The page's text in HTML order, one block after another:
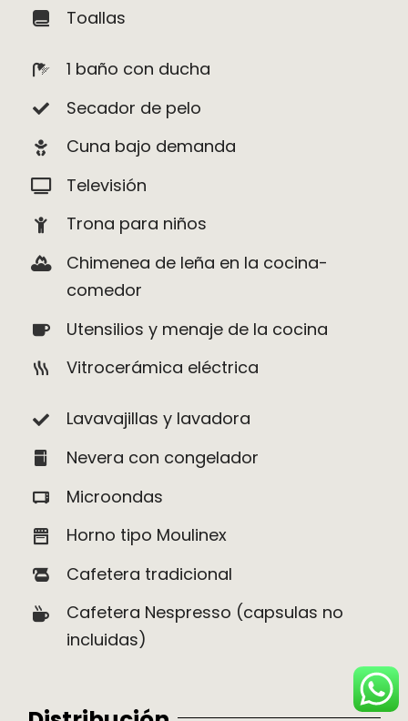
Toallas
1 baño con ducha
Secador de pelo
Cuna bajo demanda
Televisión
Trona para niños
Chimenea de leña en la cocina-
comedor
Utensilios y menaje de la cocina
Vitrocerámica eléctrica
Lavavajillas y lavadora
Nevera con congelador
Microondas
Horno tipo Moulinex
Cafetera tradicional
Cafetera Nespresso (capsulas no
incluidas)